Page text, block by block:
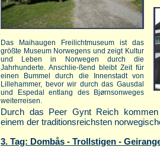
Das Maihaugen Freilichtmuseum ist das
größte Museum Norwegens und zeigt Kultur
und Leben in Norwegen durch die
Jahrhunderte. Anschlie-ßend bleibt Zeit für
einen Bummel durch die Innenstadt von
Lillehammer, bevor wir durch das Gausdal
und Espedal entlang des Bjørnsonweges
weiterreisen.
Durch das Peer Gynt Reich
einem der traditionsreichsten
3. Tag: Dombås - Trollstigen -